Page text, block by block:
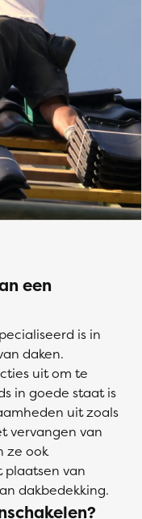
een
is in
daken.
uit om te
in goede staat is
uit zoals
vervangen van
ze ook
plaatsen van
dakbedekking.